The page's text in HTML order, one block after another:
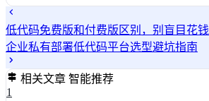
低代码免费版和付费版区别，别盲目花钱
企业私有部署低代码平台选型避坑指南
相关文章 智能推荐
1